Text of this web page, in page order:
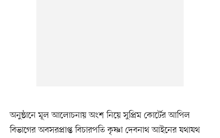
অনুষ্ঠানে মূল আলোচনায় অংশ নিয়ে সুপ্রিম কোর্টের আপিল
বিভাগের অবসরপ্রাপ্ত বিচারপতি কৃষ্ণা দেবনাথ আইনের যথাযথ